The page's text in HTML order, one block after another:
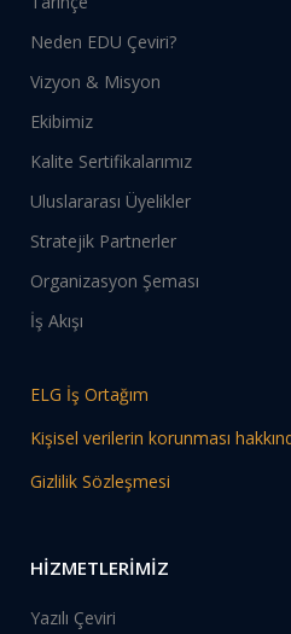
Neden EDU Çeviri?
Vizyon & Misyon
Ekibimiz
Kalite Sertifikalarımız
Uluslararası Üyelikler
Stratejik Partnerler
Organizasyon Şeması
İş Akışı
ELG İş Ortağım
Kişisel verilerin korunması
Gizlilik Sözleşmesi
HİZMETLERİMİZ
Yazılı Çeviri